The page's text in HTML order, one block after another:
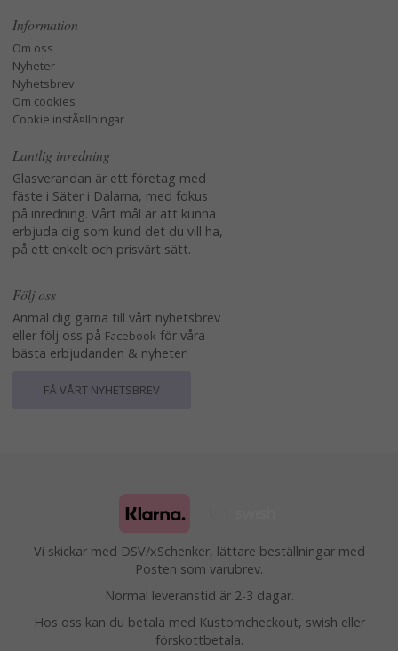
Information
Om oss
Nyheter
Nyhetsbrev
Om cookies
Cookie instÃ¤llningar
Lantlig inredning
Glasverandan är ett företag med
fäste i Säter i Dalarna, med fokus
på inredning. Vårt mål är att kunna
erbjuda dig som kund det du vill ha,
på ett enkelt och prisvärt sätt.
Följ oss
Anmäl dig gärna till vårt nyhetsbrev
eller följ oss på Facebook för våra
bästa erbjudanden & nyheter!
FÅ VÅRT NYHETSBREV
Vi skickar med DSV/xSchenker, lättare beställningar med
Posten som varubrev.
Normal leveranstid är 2-3 dagar.
Hos oss kan du betala med Kustomcheckout, swish eller
förskottbetala.